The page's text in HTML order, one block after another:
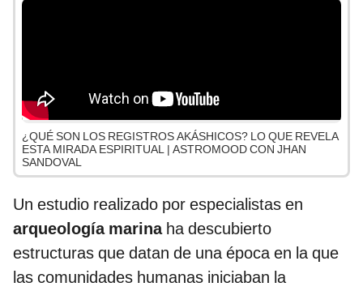
¿QUÉ SON LOS REGISTROS AKÁSHICOS? LO QUE REVELA
ESTA MIRADA ESPIRITUAL | ASTROMOOD CON JHAN
SANDOVAL
Un estudio realizado por especialistas en
arqueología marinaha descubierto
estructuras que datan de una época en la que
las comunidades humanas iniciaban la